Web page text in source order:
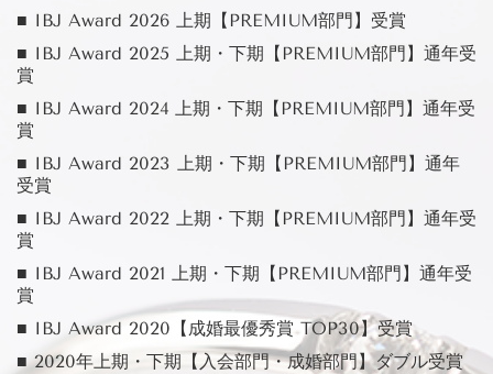
■ IBJ Award 2026 上期【PREMIUM部門】受賞
■ IBJ Award 2025 上期・下期【PREMIUM部門】通年受
賞
■ IBJ Award 2024 上期・下期【PREMIUM部門】通年受
賞
■ IBJ Award 2023 上期・下期【PREMIUM部門】通年
受賞
■ IBJ Award 2022 上期・下期【PREMIUM部門】通年受
賞
■ IBJ Award 2021 上期・下期【PREMIUM部門】通年受
賞
■ IBJ Award 2020【成婚最優秀賞 TOP30】受賞
■ 2020年上期・下期【入会部門・成婚部門】ダブル受賞